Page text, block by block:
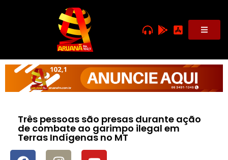
Três pessoas são presas durante ação
de combate ao garimpo ilegal em
Terras Indígenas no MT